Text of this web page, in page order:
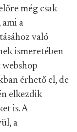
még csak
a
való
ismeretében
érhető el, de
elkezdik
is. A
a